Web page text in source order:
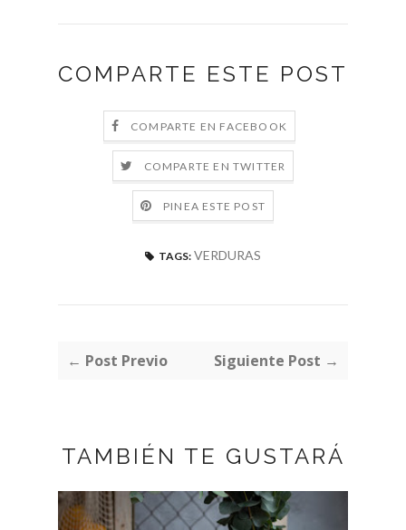
COMPARTE ESTE POST
COMPARTE EN FACEBOOK
COMPARTE EN TWITTER
PINEA ESTE POST
TAGS: VERDURAS
← Post Previo Siguiente Post →
TAMBIÉN TE GUSTARÁ